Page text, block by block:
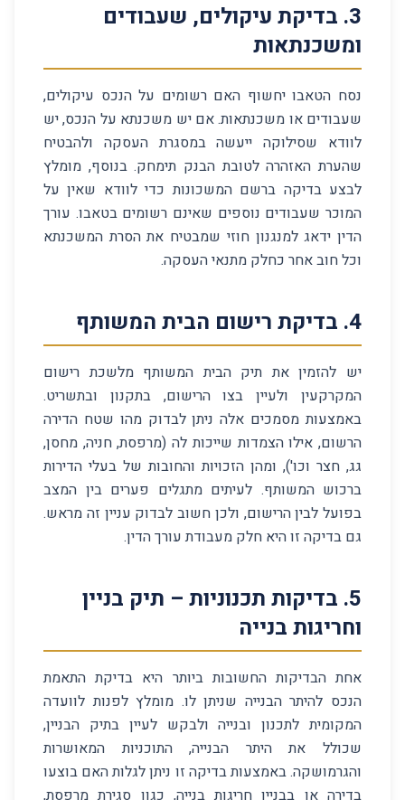
3
. בדיקת עיקולים, שעבודים
ומשכנתאות
נסח הטאבו יחשוף האם רשומים על הנכס עיקולים,
שעבודים או משכנתאות. אם יש משכנתא על הנכס, יש
לוודא שסילוקה ייעשה במסגרת העסקה ולהבטיח
שהערת האזהרה לטובת הבנק תימחק. בנוסף, מומלץ
לבצע בדיקה ברשם המשכונות כדי לוודא שאין על
המוכר שעבודים נוספים שאינם רשומים בטאבו. עורך
הדין ידאג למנגנון חוזי שמבטיח את הסרת המשכנתא
וכל חוב אחר כחלק מתנאי העסקה.
4
. בדיקת רישום הבית המשותף
יש להזמין את תיק הבית המשותף מלשכת רישום
המקרקעין ולעיין בצו הרישום, בתקנון ובתשריט.
באמצעות מסמכים אלה ניתן לבדוק מהו שטח הדירה
הרשום, אילו הצמדות שייכות לה (מרפסת, חניה, מחסן,
גג, חצר וכו'), ומהן הזכויות והחובות של בעלי הדירות
ברכוש המשותף. לעיתים מתגלים פערים בין המצב
בפועל לבין הרישום, ולכן חשוב לבדוק עניין זה מראש.
גם בדיקה זו היא חלק מעבודת עורך הדין.
5
. בדיקות תכנוניות – תיק בניין
וחריגות בנייה
אחת הבדיקות החשובות ביותר היא בדיקת התאמת
הנכס להיתר הבנייה שניתן לו. מומלץ לפנות לוועדה
המקומית לתכנון ובנייה ולבקש לעיין בתיק הבניין,
שכולל את היתר הבנייה, התוכניות המאושרות
והגרמושקה. באמצעות בדיקה זו ניתן לגלות האם בוצעו
בדירה או בבניין חריגות בנייה, כגון סגירת מרפסת,